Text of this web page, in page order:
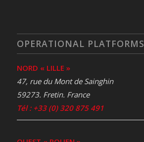
OPERATIONAL PLATFORMS
NORD « LILLE »
47, rue du Mont de Sainghin
59273. Fretin. France
Tél : +33 (0) 320 875 491